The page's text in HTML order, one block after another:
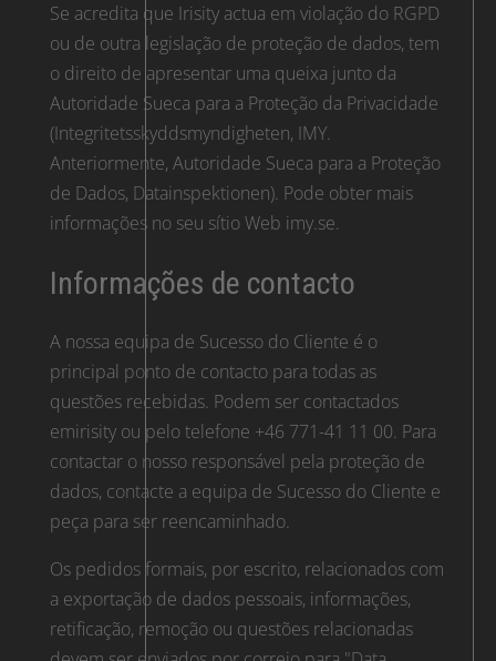
Se acredita que Irisity actua em violação do RGPD
ou de outra legislação de proteção de dados, tem
o direito de apresentar uma queixa junto da
Autoridade Sueca para a Proteção da Privacidade
(Integritetsskyddsmyndigheten, IMY.
Anteriormente, Autoridade Sueca para a Proteção
de Dados, Datainspektionen). Pode obter mais
informações no seu sítio Web imy.se.
Informações de contacto
A nossa equipa de Sucesso do Cliente é o
principal ponto de contacto para todas as
questões recebidas. Podem ser contactados
emirisity ou pelo telefone +46 771-41 11 00. Para
contactar o nosso responsável pela proteção de
dados, contacte a equipa de Sucesso do Cliente e
peça para ser reencaminhado.
Os pedidos formais, por escrito, relacionados com
a exportação de dados pessoais, informações,
retificação, remoção ou questões relacionadas